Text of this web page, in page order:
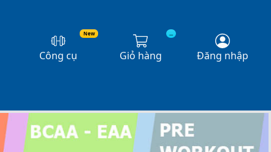
New
Công cụ
...
Giỏ hàng Đăng nhập